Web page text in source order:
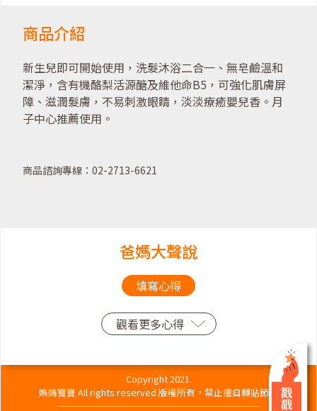
商品介紹
新生兒即可開始使用，洗髮沐浴二合一、無皂鹼溫和
潔淨，含有機酪梨活源醣及維他命B5，可強化肌膚屏
障、滋潤髮膚，不易刺激眼睛，淡淡療癒嬰兒香。月
子中心推薦使用。
商品諮詢專線：02-2713-6621
爸媽大聲說
填寫心得
觀看更多心得
Copyright 2021.
媽媽寶寶 All rights reserved.版權所有，禁止擅自轉貼節錄